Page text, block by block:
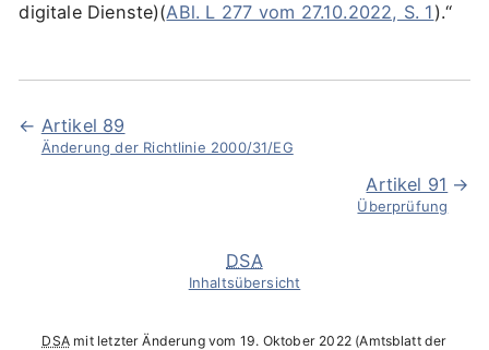
digitale Dienste)(ABl. L 277 vom 27.10.2022, S. 1 ).“
Artikel 89
Änderung der Richtlinie 2000/31/EG
Artikel 91
Überprüfung
DSA
Inhaltsübersicht
DSAmit letzter Änderung vom 19. Oktober 2022 (Amtsblatt der